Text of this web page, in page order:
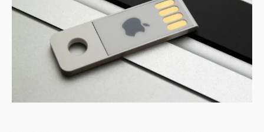
ü
ş
pc’lerde
görüntülenememe
sorunları
için